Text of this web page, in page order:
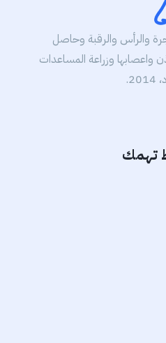
والرأس والرقبة وحاصل
واعصابها وزراعة المساعدات
تهمك